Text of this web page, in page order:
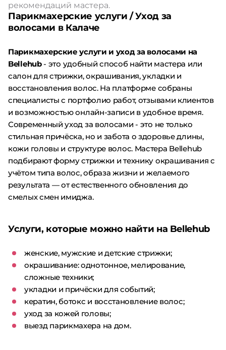
рекомендаций мастера.
Парикмахерские услуги / Уход за
волосами в Калаче
Парикмахерские услуги и уход за волосами на
Bellehub- это удобный способ найти мастера или
салон для стрижки, окрашивания, укладки и
восстановления волос. На платформе собраны
специалисты с портфолио работ, отзывами клиентов
и возможностью онлайн-записи в удобное время.
Современный уход за волосами - это не только
стильная причёска, но и забота о здоровье длины,
кожи головы и структуре волос. Мастера Bellehub
подбирают форму стрижки и технику окрашивания с
учётом типа волос, образа жизни и желаемого
результата — от естественного обновления до
смелых смен имиджа.
Услуги, которые можно найти на Bellehub
женские, мужские и детские стрижки;
окрашивание: однотонное, мелирование,
сложные техники;
укладки и причёски для событий;
кератин, ботокс и восстановление волос;
уход за кожей головы;
выезд парикмахера на дом.